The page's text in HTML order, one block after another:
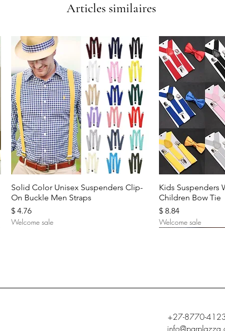
Articles similaires
Aperçu rapide
Solid Color Unisex Suspenders Clip-
On Buckle Men Straps
Prix
$ 4.76
Welcome sale
Kids Suspenders
Children Bow Tie
Prix
$ 8.84
Welcome sale
+27-8770-